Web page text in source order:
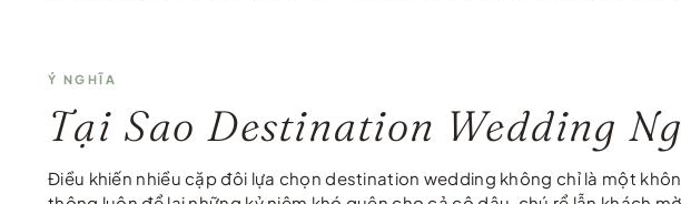
Ý NGHĨA
Tại Sao Destination Wedding
Điều khiến nhiều cặp đôi lựa chọn destination wedding không chỉ là một